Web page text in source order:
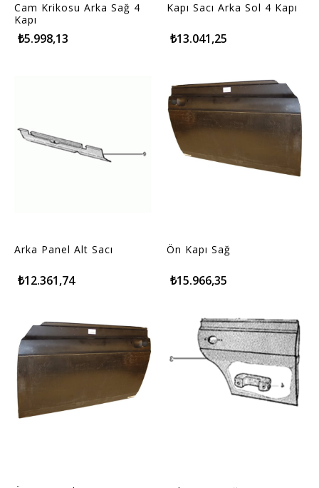
Cam Krikosu Arka Sağ 4
Kapı
₺5.998,13
Kapı Sacı Arka Sol 4 Kapı
₺13.041,25
Arka Panel Alt Sacı
₺12.361,74
Ön Kapı Sağ
₺15.966,35